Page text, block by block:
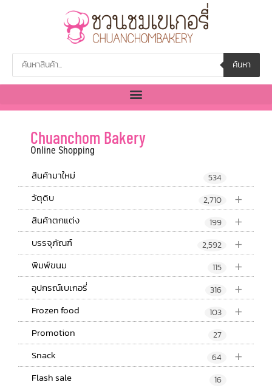
ค้นหา
Chuanchom Bakery
Online Shopping
สินค้ามาใหม่ 534
+
วัตุดิบ 2,710
+
สินค้าตกแต่ง 199
+
บรรจุภัณฑ์ 2,592
+
พิมพ์ขนม 115
+
อุปกรณ์เบเกอรี่ 316
+
Frozen food 103
Promotion 27
+
Snack 64
Flash sale 16